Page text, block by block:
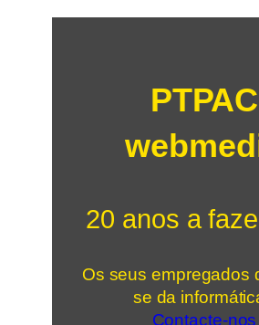
PTPAC
20 anos a
Os seus empregados
se da
Contacte-nos